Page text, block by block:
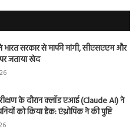
भारत सरकार से माफी मांगी, सीएसएएम और
जताया खेद
के दौरान क्लॉड एआई (Claude AI) ने
को किया हैक: एंथ्रोपिक ने की पुष्टि